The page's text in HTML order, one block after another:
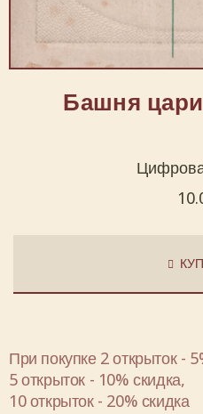
Башня
При покупке 2 открыток -
5 открыток - 10% скидка,
10 открыток - 20% скидка